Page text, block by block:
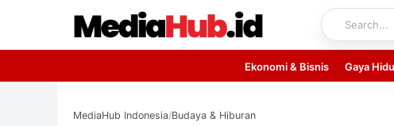
content
Ekonomi & Bisnis Gaya
MediaHub Indonesia/Budaya & Hiburan